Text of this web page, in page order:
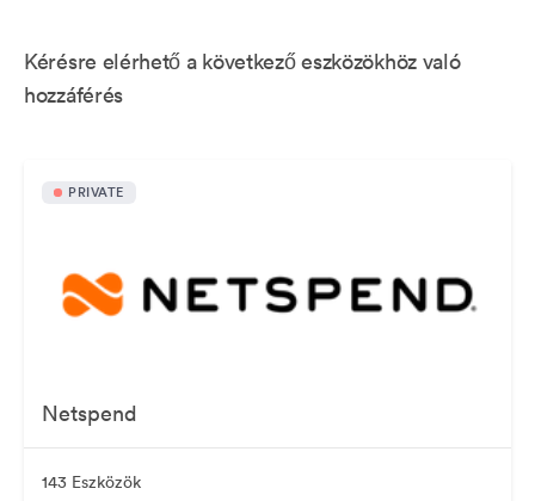
Kérésre elérhető a következő eszközökhöz való
hozzáférés
PRIVATE
Netspend
143 Eszközök